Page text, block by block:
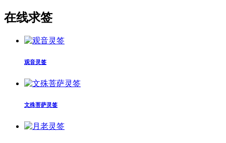
在线求签
观音灵签
文殊菩萨灵签